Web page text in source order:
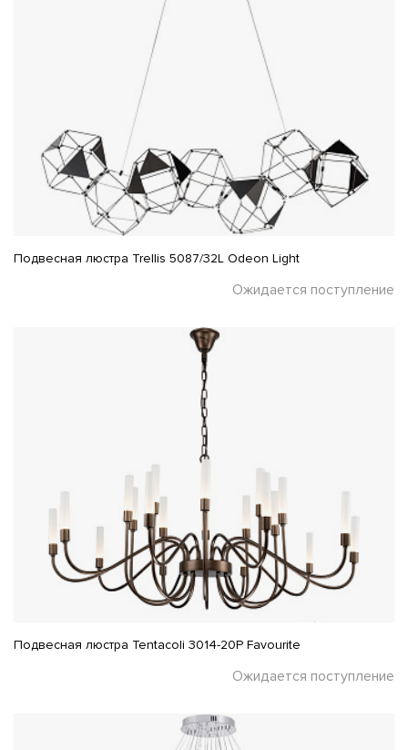
Подвесная люстра Trellis 5087/32L Odeon Light
Ожидается поступление
Подвесная люстра Tentacoli 3014-20P Favourite
Ожидается поступление